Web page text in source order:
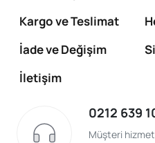
Kargo ve Teslimat
İade ve Değişim
İletişim
0212 639
Müşteri